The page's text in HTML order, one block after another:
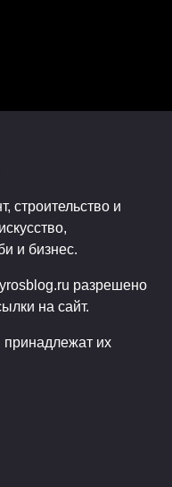
строительство и
и бизнес.
разрешено
на сайт.
принадлежат их